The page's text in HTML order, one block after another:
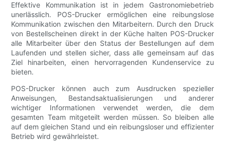
Effektive Kommunikation ist in jedem Gastronomiebetrieb
unerlässlich. POS-Drucker ermöglichen eine reibungslose
Kommunikation zwischen den Mitarbeitern. Durch den Druck
von Bestellscheinen direkt in der Küche halten POS-Drucker
alle Mitarbeiter über den Status der Bestellungen auf dem
Laufenden und stellen sicher, dass alle gemeinsam auf das
Ziel hinarbeiten, einen hervorragenden Kundenservice zu
bieten.
POS-Drucker können auch zum Ausdrucken spezieller
Anweisungen, Bestandsaktualisierungen und anderer
wichtiger Informationen verwendet werden, die dem
gesamten Team mitgeteilt werden müssen. So bleiben alle
auf dem gleichen Stand und ein reibungsloser und effizienter
Betrieb wird gewährleistet.